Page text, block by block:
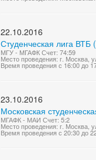
22.10.2016
Студенческая лига ВТБ
МГУ - МГАФК Счет: 74:59
Место проведения: г. Москва,
Время проведения с 16:00 до
23.10.2016
Московская
МГАФК - МАИ Счет: 5:2
Место проведения: г. Москва,
Время проведения с 20:30 до